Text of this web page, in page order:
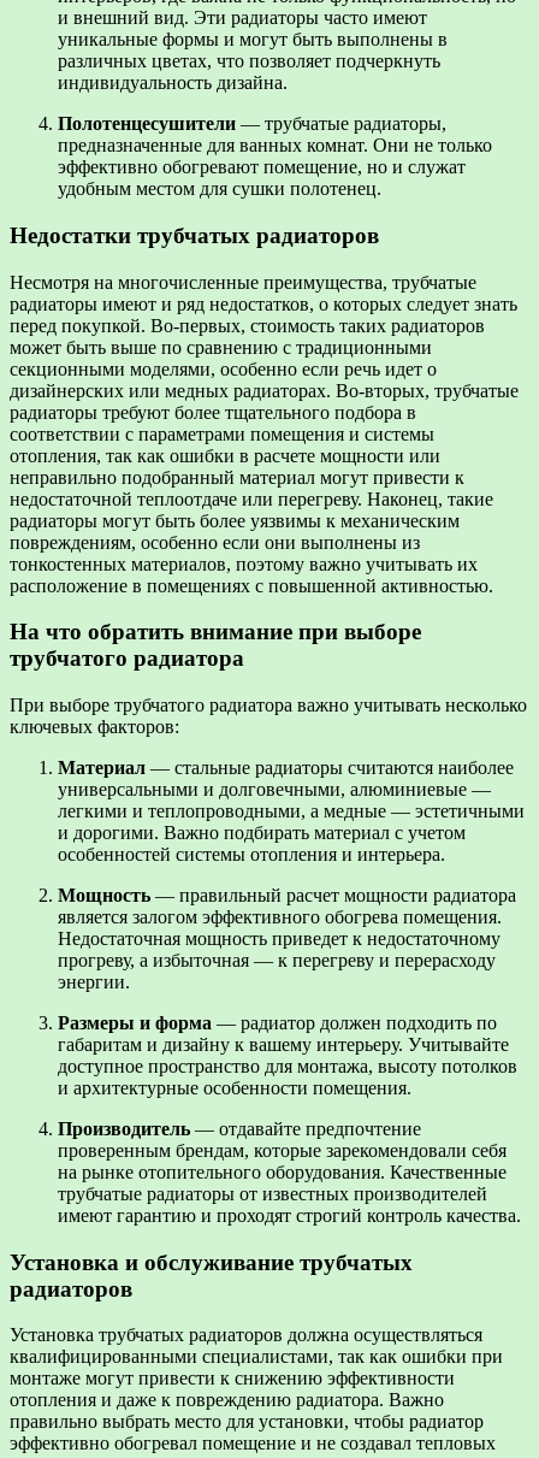
и внешний вид. Эти радиаторы часто имеют
уникальные формы и могут быть выполнены в
различных цветах, что позволяет подчеркнуть
индивидуальность дизайна.
Полотенцесушители — трубчатые радиаторы,
предназначенные для ванных комнат. Они не только
эффективно обогревают помещение, но и служат
удобным местом для сушки полотенец.
Недостатки трубчатых радиаторов
Несмотря на многочисленные преимущества, трубчатые
радиаторы имеют и ряд недостатков, о которых следует знать
перед покупкой. Во-первых, стоимость таких радиаторов
может быть выше по сравнению с традиционными
секционными моделями, особенно если речь идет о
дизайнерских или медных радиаторах. Во-вторых, трубчатые
радиаторы требуют более тщательного подбора в
соответствии с параметрами помещения и системы
отопления, так как ошибки в расчете мощности или
неправильно подобранный материал могут привести к
недостаточной теплоотдаче или перегреву. Наконец, такие
радиаторы могут быть более уязвимы к механическим
повреждениям, особенно если они выполнены из
тонкостенных материалов, поэтому важно учитывать их
расположение в помещениях с повышенной активностью.
На что обратить внимание при выборе
трубчатого радиатора
При выборе трубчатого радиатора важно учитывать несколько
ключевых факторов:
Материал — стальные радиаторы считаются наиболее
универсальными и долговечными, алюминиевые —
легкими и теплопроводными, а медные — эстетичными
и дорогими. Важно подбирать материал с учетом
особенностей системы отопления и интерьера.
Мощность — правильный расчет мощности радиатора
является залогом эффективного обогрева помещения.
Недостаточная мощность приведет к недостаточному
прогреву, а избыточная — к перегреву и перерасходу
энергии.
Размеры и форма — радиатор должен подходить по
габаритам и дизайну к вашему интерьеру. Учитывайте
доступное пространство для монтажа, высоту потолков
и архитектурные особенности помещения.
Производитель — отдавайте предпочтение
проверенным брендам, которые зарекомендовали себя
на рынке отопительного оборудования. Качественные
трубчатые радиаторы от известных производителей
имеют гарантию и проходят строгий контроль качества.
Установка и обслуживание трубчатых
радиаторов
Установка трубчатых радиаторов должна осуществляться
квалифицированными специалистами, так как ошибки при
монтаже могут привести к снижению эффективности
отопления и даже к повреждению радиатора. Важно
правильно выбрать место для установки, чтобы радиатор
эффективно обогревал помещение и не создавал тепловых